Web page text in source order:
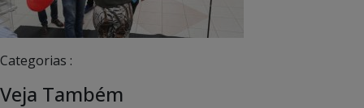
Categorias :
Veja Também